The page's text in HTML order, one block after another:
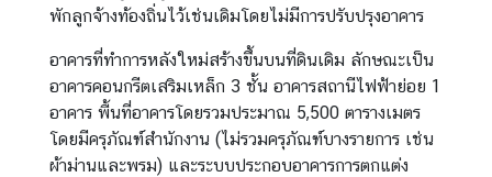
พักลูกจ้างท้องถิ่นไว้เช่นเดิมโดยไม่มีการปรับปรุงอาคาร
อาคารที่ทำการหลังใหม่สร้างขึ้นบนที่ดินเดิม ลักษณะเป็น
อาคารคอนกรีตเสริมเหล็ก 3 ชั้น อาคารสถานีไฟฟ้าย่อย 1
อาคาร พื้นที่อาคารโดยรวมประมาณ 5,500 ตารางเมตร
โดยมีครุภัณฑ์สำนักงาน (ไม่รวมครุภัณฑ์บางรายการ เช่น
ผ้าม่านและพรม) และระบบประกอบอาคารการตกแต่ง